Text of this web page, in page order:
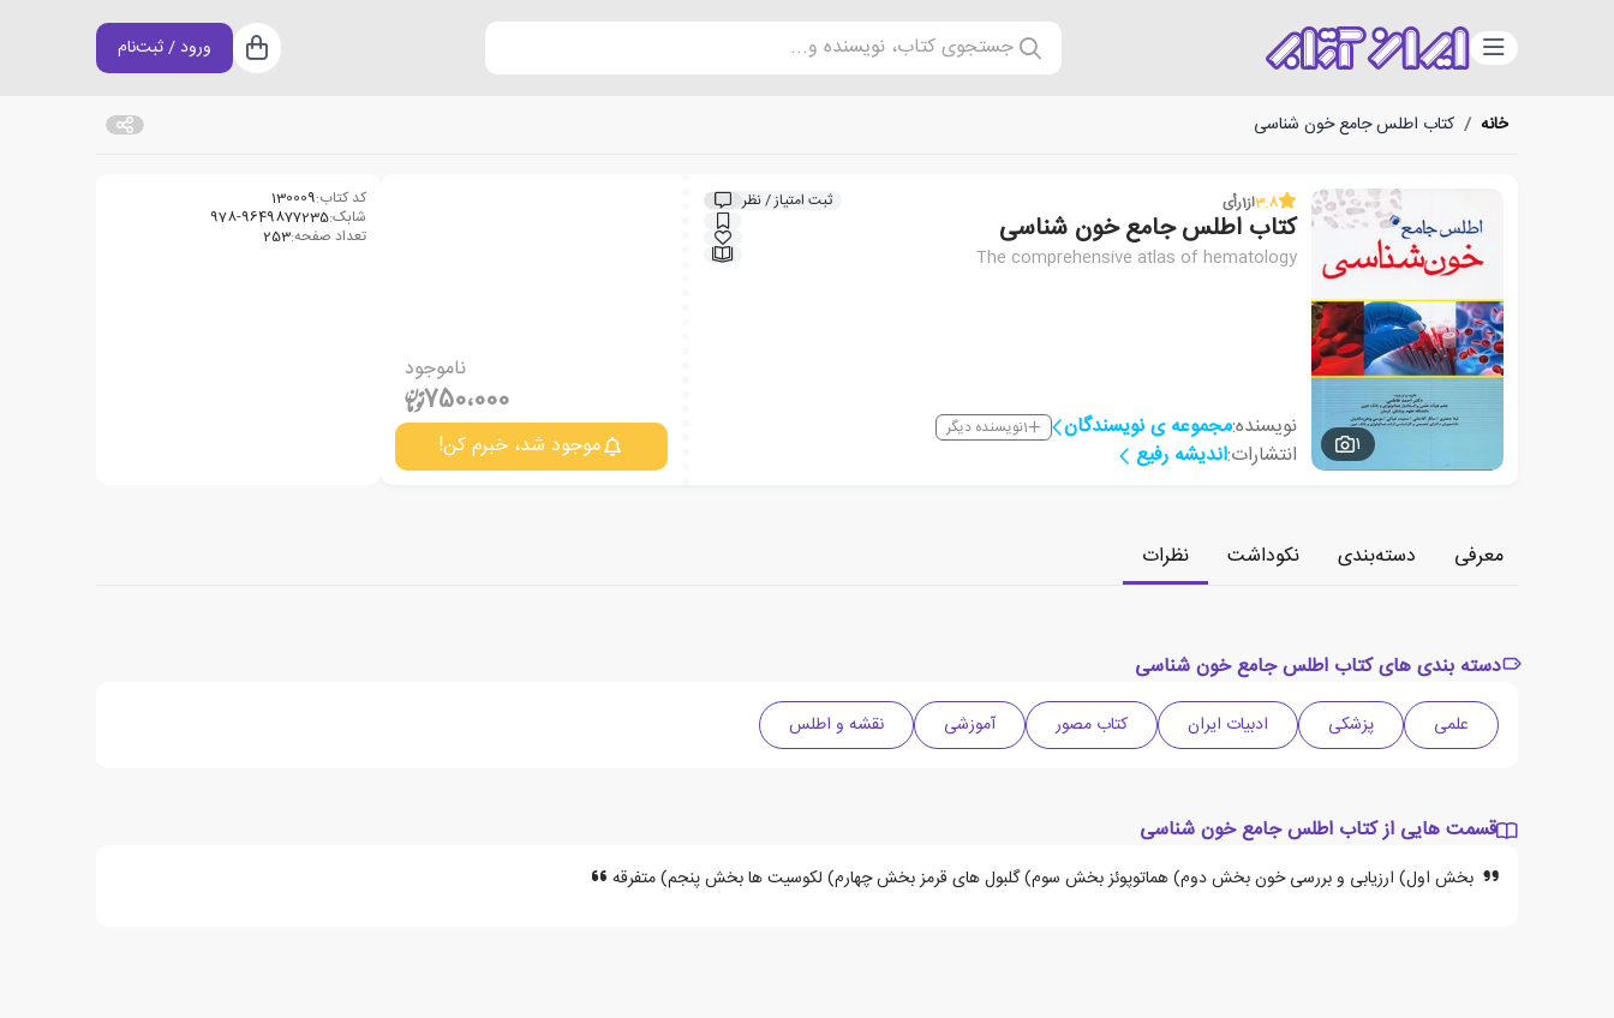
دسته‌بندی جستجوی کتاب، نویسنده و... سبد خرید
ورود / ثبت‌نام
خانه / کتاب اطلس جامع خون شناسی
1
3.8از1رأی ثبت امتیاز / نظر
کتاب اطلس جامع خون شناسی
The comprehensive atlas of hematology
نویسنده:مجموعه ی نویسندگان 1نویسنده دیگر
انتشارات:اندیشه رفیع
ناموجود
750،000
موجود شد، خبرم کن!
کد کتاب:130009
شابک:978-9649877235
تعداد صفحه:253
معرفی دسته‌بندی نکوداشت نظرات
دسته بندی های کتاب اطلس جامع خون شناسی
علمی پزشکی ادبیات ایران کتاب مصور آموزشی نقشه و اطلس
قسمت هایی از کتاب اطلس جامع خون شناسی
بخش اول) ارزیابی و بررسی خون بخش دوم) هماتوپوئز بخش سوم) گلبول های قرمز بخش چهارم) لکوسیت ها بخش پنجم) متفرقه